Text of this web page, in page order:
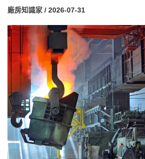
英文證明、查閱、影印等登記資料申請費用
導法》第 37 條及《規費法》訂定。文章特
台灣工廠採「一次登記制」，一般工廠只要
工廠登記（5,000 元），不必先花 10,000 元
料、化粧品色素、藥物等依法須先經許可的
也說明應辦登記門檻（特定業 50㎡／2.25
瓩）、未達門檻的免辦登記工廠、可免收規
外的消防、環保、建築師簽證等隱藏設廠成
申請成本、降低退件風險。
廠房知識家 / 2026-07-31